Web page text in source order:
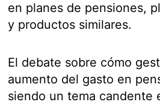
en planes de pensiones,
y productos similares.
El debate sobre cómo
aumento del gasto en
siendo un tema candente